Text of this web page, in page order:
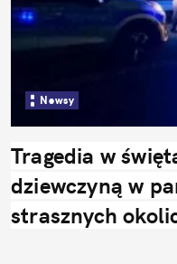
Newsy
Tragedia w
dziewczyną w
strasznych